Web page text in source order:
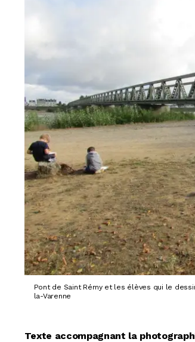
Pont de Saint Rémy et les élèves qui le
la-Varenne
Texte accompagnant la